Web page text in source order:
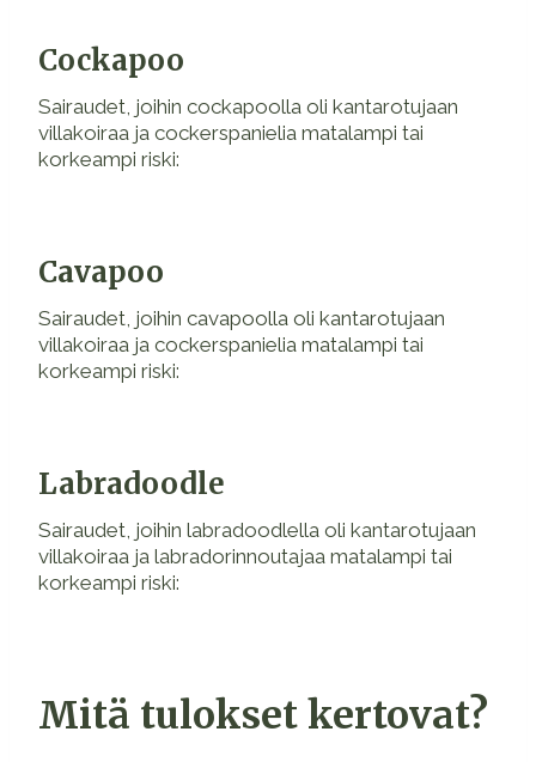
Cockapoo
Sairaudet, joihin cockapoolla oli kantarotujaan
villakoiraa ja cockerspanielia matalampi tai
korkeampi riski:
Cavapoo
Sairaudet, joihin cavapoolla oli kantarotujaan
villakoiraa ja cockerspanielia matalampi tai
korkeampi riski:
Labradoodle
Sairaudet, joihin labradoodlella oli kantarotujaan
villakoiraa ja labradorinnoutajaa matalampi tai
korkeampi riski:
Mitä tulokset kertovat?